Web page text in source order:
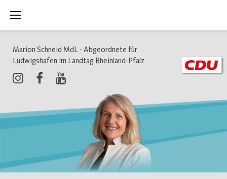
Inhalt
Marion Schneid MdL - Abgeordnete für
Ludwigshafen im Landtag Rheinland-Pfalz